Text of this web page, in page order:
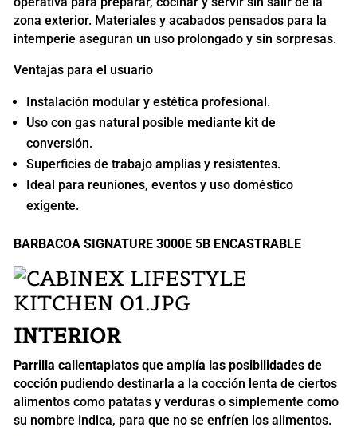
zona exterior. Materiales y acabados pensados para la
intemperie aseguran un uso prolongado y sin sorpresas.
Ventajas para el usuario
Instalación modular y estética profesional.
Uso con gas natural posible mediante kit de
conversión.
Superficies de trabajo amplias y resistentes.
Ideal para reuniones, eventos y uso doméstico
exigente.
BARBACOA SIGNATURE 3000E 5B ENCASTRABLE
INTERIOR
Parrilla calientaplatos que amplía las posibilidades de
cocción pudiendo destinarla a la cocción lenta de ciertos
alimentos como patatas y verduras o simplemente como
su nombre indica, para que no se enfríen los alimentos.